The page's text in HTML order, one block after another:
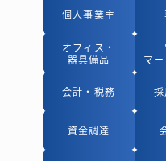
個人事業主
個人事業主
オフィス・
器具備品
オフィス・
器具備品
マ
マ
会計・税務
会計・税務
資金調達
資金調達